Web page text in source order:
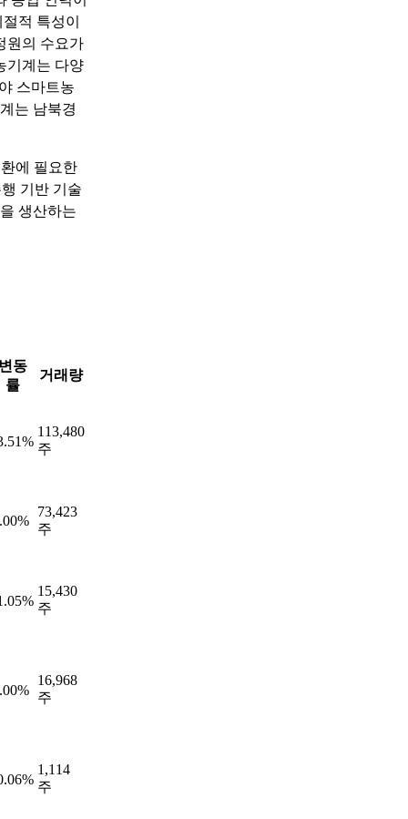
적 특성이
원의 수요가
기계는 다양
스마트농
는 남북경
에 필요한
기반 기술
생산하는
동
률
거래량
113,480
주
73,423
주
15,430
주
16,968
주
1,114
주